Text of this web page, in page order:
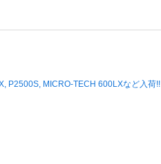
P2500S, MICRO-TECH 600LXなど入荷!!